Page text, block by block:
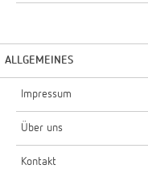
ALLGEMEINES
Impressum
Über uns
Kontakt